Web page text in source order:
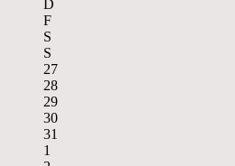
D
F
S
S
27
28
29
30
31
1